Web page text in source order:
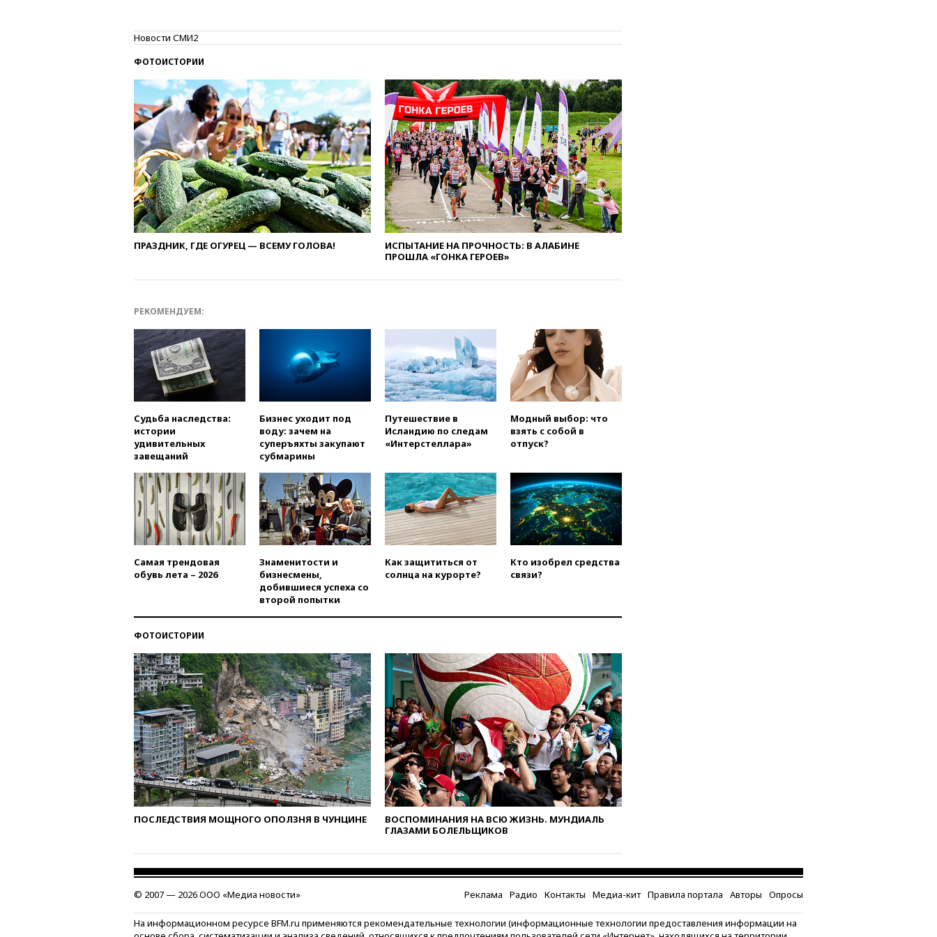
протаранил погранпункт при
попытке попасть в Россию
анонсировал скорое
соглашение о прекращении
огня США и Ирана
вчера, 22:15Три человека
получили ножевые ранения
при нападении в Чехии
вчера, 22:00Путин поручил
выделить средства на новые
РЛС для Белгородской
области
вчера, 21:56The Atlantic: Маск
отказал Украине в
использовании Starlink для
Лидеры сборной
РФ по гимнастике получили
официальный отказ в визах от
Хорватии
вчера, 21:15Пентагон
вчера, 21:00На границе
вчера, 20:53Швыдкой:
«Интервидение» точно
пройдет в 2026 году
вчера, 20:45ПВО за день
сбила еще 75 украинских
беспилотников над Россией
финансировании
экстремизма
вчера, 20:20Суд США
постановил остановить
строительство бального зала в
Белом доме
вчера, 20:15Сенат США
одобрил ужесточение
санкций против России и
Ирана
вчера, 20:00СК возбудил дело
против журналистки Катерины
Гордеевой о фейках о ВС
вчера, 19:45ISU предоставил
нейтральный статус
фигуристкам Валиевой и
вчера, 19:35Зеленский
Новости СМИ2
ФОТОИСТОРИИ
ПРАЗДНИК, ГДЕ ОГУРЕЦ — ВСЕМУ ГОЛОВА!
ИСПЫТАНИЕ НА ПРОЧНОСТЬ: В АЛАБИНЕ
ПРОШЛА «ГОНКА ГЕРОЕВ»
РЕКОМЕНДУЕМ:
Судьба наследства:
истории
удивительных
завещаний
Бизнес уходит под
воду: зачем на
суперъяхты закупают
субмарины
Путешествие в
Исландию по следам
«Интерстеллара»
Модный выбор: что
взять с собой в
отпуск?
Самая трендовая
обувь лета – 2026
Знаменитости и
бизнесмены,
добившиеся успеха со
второй попытки
Как защититься от
солнца на курорте?
Кто изобрел средства
связи?
ФОТОИСТОРИИ
ПОСЛЕДСТВИЯ МОЩНОГО ОПОЛЗНЯ В ЧУНЦИНЕ
ВОСПОМИНАНИЯ НА ВСЮ ЖИЗНЬ. МУНДИАЛЬ
ГЛАЗАМИ БОЛЕЛЬЩИКОВ
© 2007 — 2026 ООО «Медиа новости» Реклама Радио Контакты Медиа-кит Правила портала Авторы Опросы
На информационном ресурсе BFM.ru применяются рекомендательные технологии (информационные технологии предоставления информации на